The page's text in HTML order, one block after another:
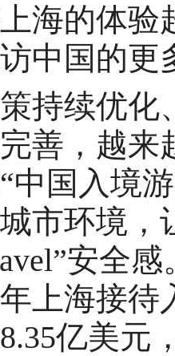
海的体验
中国的更
持续优
善，越来
中国入境
市环境
安全
上海接
亿美元